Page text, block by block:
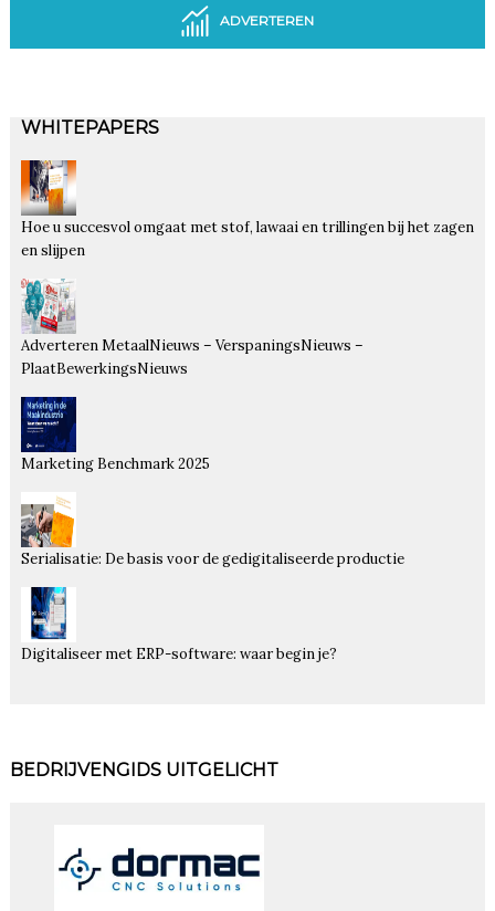
ADVERTEREN
WHITEPAPERS
Hoe u succesvol omgaat met stof, lawaai en trillingen bij het zagen
en slijpen
Adverteren MetaalNieuws – VerspaningsNieuws –
PlaatBewerkingsNieuws
Marketing Benchmark 2025
Serialisatie: De basis voor de gedigitaliseerde productie
Digitaliseer met ERP-software: waar begin je?
BEDRIJVENGIDS UITGELICHT